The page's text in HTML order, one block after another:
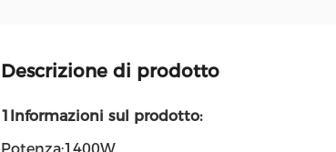
Descrizione di prodotto
1Informazioni sul prodotto: